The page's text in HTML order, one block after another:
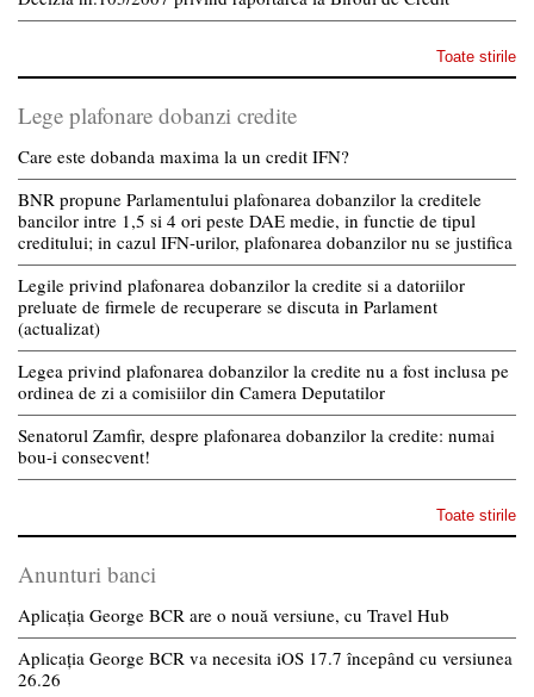
Toate stirile
Lege plafonare dobanzi credite
Care este dobanda maxima la un credit IFN?
BNR propune Parlamentului plafonarea dobanzilor la creditele
bancilor intre 1,5 si 4 ori peste DAE medie, in functie de tipul
creditului; in cazul IFN-urilor, plafonarea dobanzilor nu se justifica
Legile privind plafonarea dobanzilor la credite si a datoriilor
preluate de firmele de recuperare se discuta in Parlament
(actualizat)
Legea privind plafonarea dobanzilor la credite nu a fost inclusa pe
ordinea de zi a comisiilor din Camera Deputatilor
Senatorul Zamfir, despre plafonarea dobanzilor la credite: numai
bou-i consecvent!
Toate stirile
Anunturi banci
Aplicația George BCR are o nouă versiune, cu Travel Hub
Aplicația George BCR va necesita iOS 17.7 începând cu versiunea
26.26